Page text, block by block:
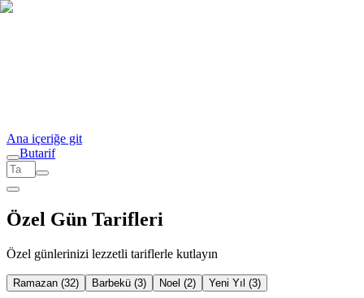
Ana içeriğe git
Butarif
Özel Gün Tarifleri
Özel günlerinizi lezzetli tariflerle kutlayın
Ramazan (32) Barbekü (3) Noel (2) Yeni Yıl (3)